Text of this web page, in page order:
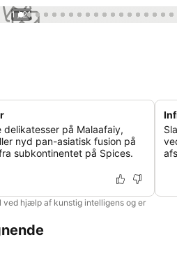
1 / 21
på Malaafaiy,
nyd pan-asiatisk fusion på
subkontinentet på Spices.
ved hjælp af kunstig intelligens og er